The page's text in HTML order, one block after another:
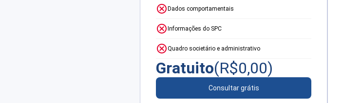
Dados comportamentais
Informações do SPC
Quadro societário e administrativo
Gratuito(R$0,00)
Consultar grátis